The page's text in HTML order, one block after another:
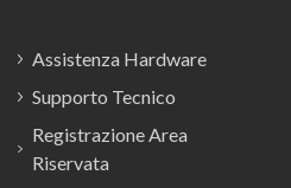
Assistenza Hardware
Supporto Tecnico
Registrazione Area
Riservata